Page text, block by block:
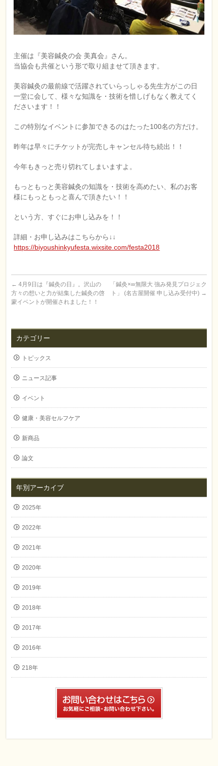
主催は『美容鍼灸の会 美真会』さん。
当協会も共催という形で取り組ませて頂きます。
美容鍼灸の最前線で活躍されていらっしゃる先生方がこの日
一堂に会して、様々な知識を・技術を惜しげもなく教えてく
ださいます！！
この特別なイベントに参加できるのはたった100名の方だけ。
昨年は早々にチケットが完売しキャンセル待ち続出！！
今年もきっと売り切れてしまいますよ。
もっともっと美容鍼灸の知識を・技術を高めたい、私のお客
様にもっともっと喜んで頂きたい！！
という方、すぐにお申し込みを！！
詳細・お申し込みはこちらから↓↓
https://biyoushinkyufesta.wixsite.com/festa2018
← 4月9日は『鍼灸の日』。沢山の
方々の想いと力が結集した鍼灸の啓
蒙イベントが開催されました！！
「鍼灸×∞無限大 強み発見プロジェク
ト」 (名古屋開催 申し込み受付中) →
カテゴリー
トピックス
ニュース記事
イベント
健康・美容セルフケア
新商品
論文
年別アーカイブ
2025年
2022年
2021年
2020年
2019年
2018年
2017年
2016年
218年